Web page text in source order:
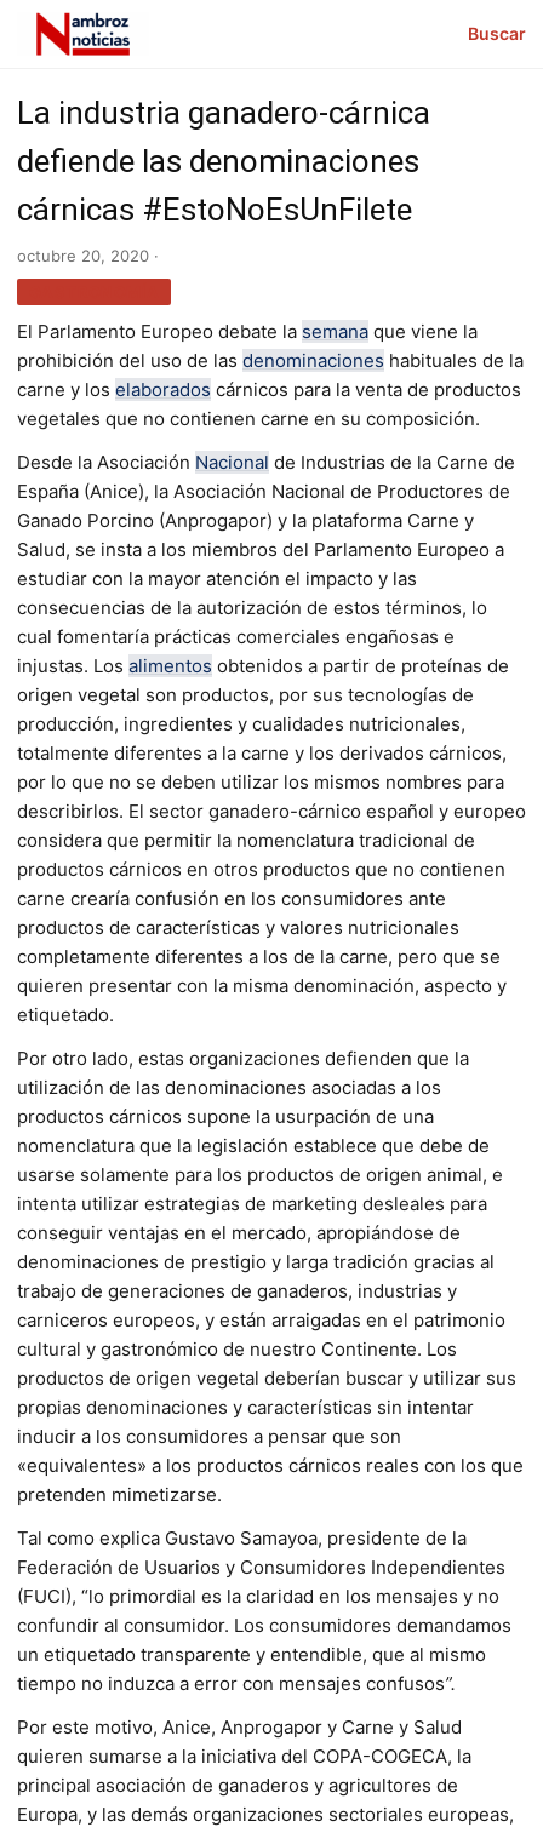
Buscar
La industria ganadero-cárnica
defiende las denominaciones
cárnicas #EstoNoEsUnFilete
octubre 20, 2020 ·
El Parlamento Europeo debate la semana que viene la
prohibición del uso de las denominaciones habituales de la
carne y los elaborados cárnicos para la venta de productos
vegetales que no contienen carne en su composición.
Desde la Asociación Nacional de Industrias de la Carne de
España (Anice), la Asociación Nacional de Productores de
Ganado Porcino (Anprogapor) y la plataforma Carne y
Salud, se insta a los miembros del Parlamento Europeo a
estudiar con la mayor atención el impacto y las
consecuencias de la autorización de estos términos, lo
cual fomentaría prácticas comerciales engañosas e
injustas. Los alimentos obtenidos a partir de proteínas de
origen vegetal son productos, por sus tecnologías de
producción, ingredientes y cualidades nutricionales,
totalmente diferentes a la carne y los derivados cárnicos,
por lo que no se deben utilizar los mismos nombres para
describirlos. El sector ganadero-cárnico español y europeo
considera que permitir la nomenclatura tradicional de
productos cárnicos en otros productos que no contienen
carne crearía confusión en los consumidores ante
productos de características y valores nutricionales
completamente diferentes a los de la carne, pero que se
quieren presentar con la misma denominación, aspecto y
etiquetado.
Por otro lado, estas organizaciones defienden que la
utilización de las denominaciones asociadas a los
productos cárnicos supone la usurpación de una
nomenclatura que la legislación establece que debe de
usarse solamente para los productos de origen animal, e
intenta utilizar estrategias de marketing desleales para
conseguir ventajas en el mercado, apropiándose de
denominaciones de prestigio y larga tradición gracias al
trabajo de generaciones de ganaderos, industrias y
carniceros europeos, y están arraigadas en el patrimonio
cultural y gastronómico de nuestro Continente. Los
productos de origen vegetal deberían buscar y utilizar sus
propias denominaciones y características sin intentar
inducir a los consumidores a pensar que son
«equivalentes» a los productos cárnicos reales con los que
pretenden mimetizarse.
Tal como explica Gustavo Samayoa, presidente de la
Federación de Usuarios y Consumidores Independientes
(FUCI), “lo primordial es la claridad en los mensajes y no
confundir al consumidor. Los consumidores demandamos
un etiquetado transparente y entendible, que al mismo
tiempo no induzca a error con mensajes confusos”.
Por este motivo, Anice, Anprogapor y Carne y Salud
quieren sumarse a la iniciativa del COPA-COGECA, la
principal asociación de ganaderos y agricultores de
Europa, y las demás organizaciones sectoriales europeas,